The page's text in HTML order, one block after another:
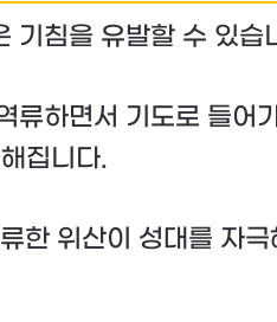
기침을 유발할 수 있습
류하면서 기도로 들어
집니다.
한 위산이 성대를 자극